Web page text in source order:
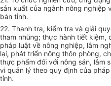
sản xuất của ngành nông nghiệp
bàn tỉnh.
22. Thanh tra, kiểm tra và giải
tham nhũng; thực hành tiết kiệm,
pháp luật về nông nghiệp, lâm
lại, phát triển nông thôn phòng,
thực phẩm đối với nông sản, lâm
vi quản lý theo quy định của
tỉnh.